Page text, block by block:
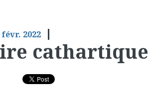
févr. 2022
cathartique